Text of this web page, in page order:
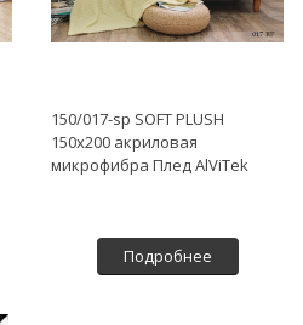
150/017-sp SOFT PLUSH
150х200 акриловая
микрофибра Плед AlViTek
Подробнее